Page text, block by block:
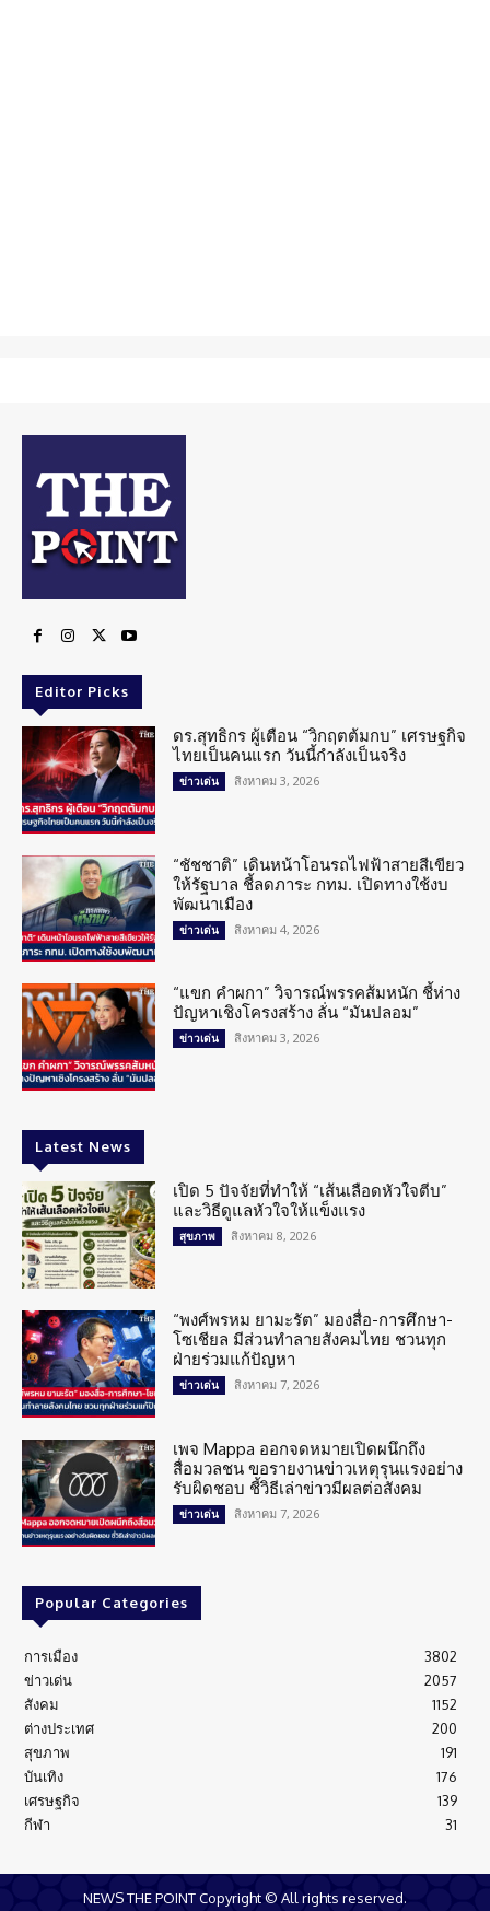
Editor Picks
ดร.สุทธิกร ผู้เตือน “วิกฤตต้มกบ” เศรษฐกิจ
ไทยเป็นคนแรก วันนี้กำลังเป็นจริง
ข่าวเด่น สิงหาคม 3, 2026
“ชัชชาติ” เดินหน้าโอนรถไฟฟ้าสายสีเขียว
ให้รัฐบาล ชี้ลดภาระ กทม. เปิดทางใช้งบ
พัฒนาเมือง
ข่าวเด่น สิงหาคม 4, 2026
“แขก คำผกา” วิจารณ์พรรคส้มหนัก ชี้ห่าง
ปัญหาเชิงโครงสร้าง ลั่น “มันปลอม”
ข่าวเด่น สิงหาคม 3, 2026
Latest News
เปิด 5 ปัจจัยที่ทำให้ “เส้นเลือดหัวใจตีบ”
และวิธีดูแลหัวใจให้แข็งแรง
สุขภาพ สิงหาคม 8, 2026
“พงศ์พรหม ยามะรัต” มองสื่อ-การศึกษา-
โซเชียล มีส่วนทำลายสังคมไทย ชวนทุก
ฝ่ายร่วมแก้ปัญหา
ข่าวเด่น สิงหาคม 7, 2026
เพจ Mappa ออกจดหมายเปิดผนึกถึง
สื่อมวลชน ขอรายงานข่าวเหตุรุนแรงอย่าง
รับผิดชอบ ชี้วิธีเล่าข่าวมีผลต่อสังคม
ข่าวเด่น สิงหาคม 7, 2026
Popular Categories
การเมือง
3802
ข่าวเด่น
2057
สังคม
1152
ต่างประเทศ
200
สุขภาพ
191
บันเทิง
176
เศรษฐกิจ
139
กีฬา
31
NEWS THE POINT Copyright © All rights reserved.